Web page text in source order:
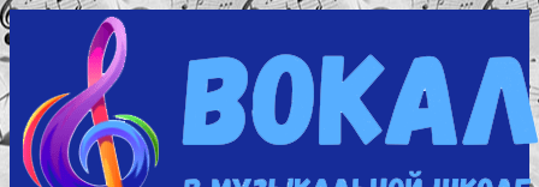
Перейти
к
контенту